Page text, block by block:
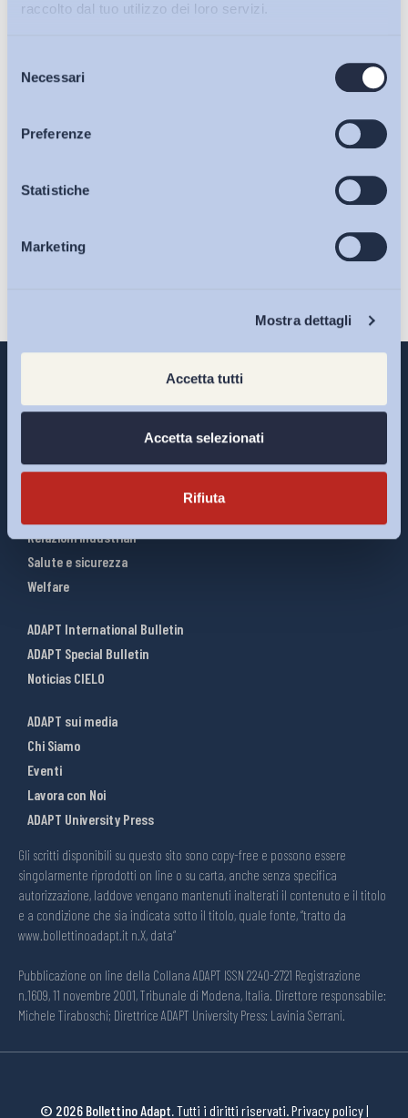
raccolto dal tuo utilizzo dei loro servizi.
delNecessari
Preferenze
Statistiche
Marketing
Mostra dettagli
Accetta tutti
Accetta selezionati
Rifiuta
Bollettini ADAPT
Articoli
Osservatori
Eventi
Ho letto e Accetto il trattamento dei dati personali descritti
Infografiche
Relazioni industriali
Salute e sicurezza
Welfare
ADAPT International Bulletin
ADAPT Special Bulletin
Noticias CIELO
ADAPT sui media
Chi Siamo
Eventi
Lavora con Noi
ADAPT University Press
Gli scritti disponibili su questo sito sono copy-free e possono essere
singolarmente riprodotti on line o su carta, anche senza specifica
autorizzazione, laddove vengano mantenuti inalterati il contenuto e il titolo
e a condizione che sia indicata sotto il titolo, quale fonte, “tratto da
www.bollettinoadapt.it n.X, data“
Pubblicazione on line della Collana ADAPT ISSN 2240-2721 Registrazione
n.1609, 11 novembre 2001, Tribunale di Modena, Italia. Direttore responsabile:
Michele Tiraboschi; Direttrice ADAPT University Press: Lavinia Serrani.
© 2026 Bollettino Adapt.Tutti i diritti riservati.Privacy policy|